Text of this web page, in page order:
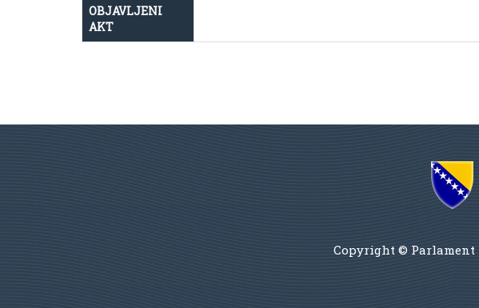
OBJAVLJENI
AKT
Copyright © Parlament